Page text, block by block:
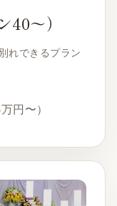
〜）
れできるプラン
円〜）